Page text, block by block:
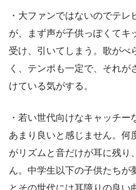
・大ファンではないのでテ
が、まず声が子供っぽくてキ
受け、引いてしまう。歌がべ
く、テンポも一定で、それ
けている気がする。
・若い世代向けなキャッチー
あまり良いと感じません。何
がリズムと音だけが耳に残り
ん。中学生以下の子供たちが
とその世代には耳障りの良い